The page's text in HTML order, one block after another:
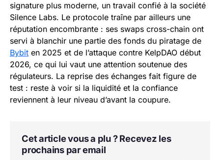
signature plus moderne, un travail confié à la société
Silence Labs. Le protocole traîne par ailleurs une
réputation encombrante : ses swaps cross-chain ont
servi à blanchir une partie des fonds du piratage de
Bybit en 2025 et de l’attaque contre KelpDAO début
2026, ce qui lui vaut une attention soutenue des
régulateurs. La reprise des échanges fait figure de
test : reste à voir si la liquidité et la confiance
reviennent à leur niveau d’avant la coupure.
Cet article vous a plu ? Recevez les
prochains par email